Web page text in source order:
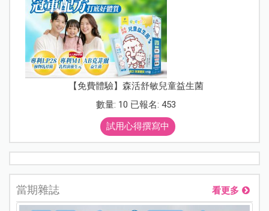
【免費體驗】森活舒敏兒童益生菌
數量: 10 已報名: 453
試用心得撰寫中
當期雜誌 看更多